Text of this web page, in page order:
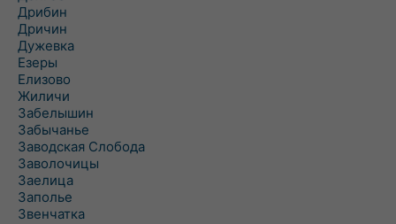
Дрибин
Дричин
Дужевка
Езеры
Елизово
Жиличи
Забелышин
Забычанье
Заводская Слобода
Заволочицы
Заелица
Заполье
Звенчатка